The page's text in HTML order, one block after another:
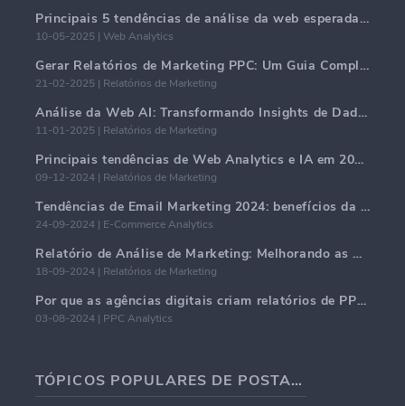
Principais 5 tendências de análise da web esperadas para dominar em 2025
10-05-2025 | Web Analytics
Gerar Relatórios de Marketing PPC: Um Guia Completo
21-02-2025 | Relatórios de Marketing
Análise da Web AI: Transformando Insights de Dados com Precisão
11-01-2025 | Relatórios de Marketing
Principais tendências de Web Analytics e IA em 2024
09-12-2024 | Relatórios de Marketing
Tendências de Email Marketing 2024: benefícios da hiper-personalização
24-09-2024 | E-Commerce Analytics
Relatório de Análise de Marketing: Melhorando as Percepções de Negócios
18-09-2024 | Relatórios de Marketing
Por que as agências digitais criam relatórios de PPC multiplataforma?
03-08-2024 | PPC Analytics
TÓPICOS POPULARES DE POSTAGENS EM BLOG